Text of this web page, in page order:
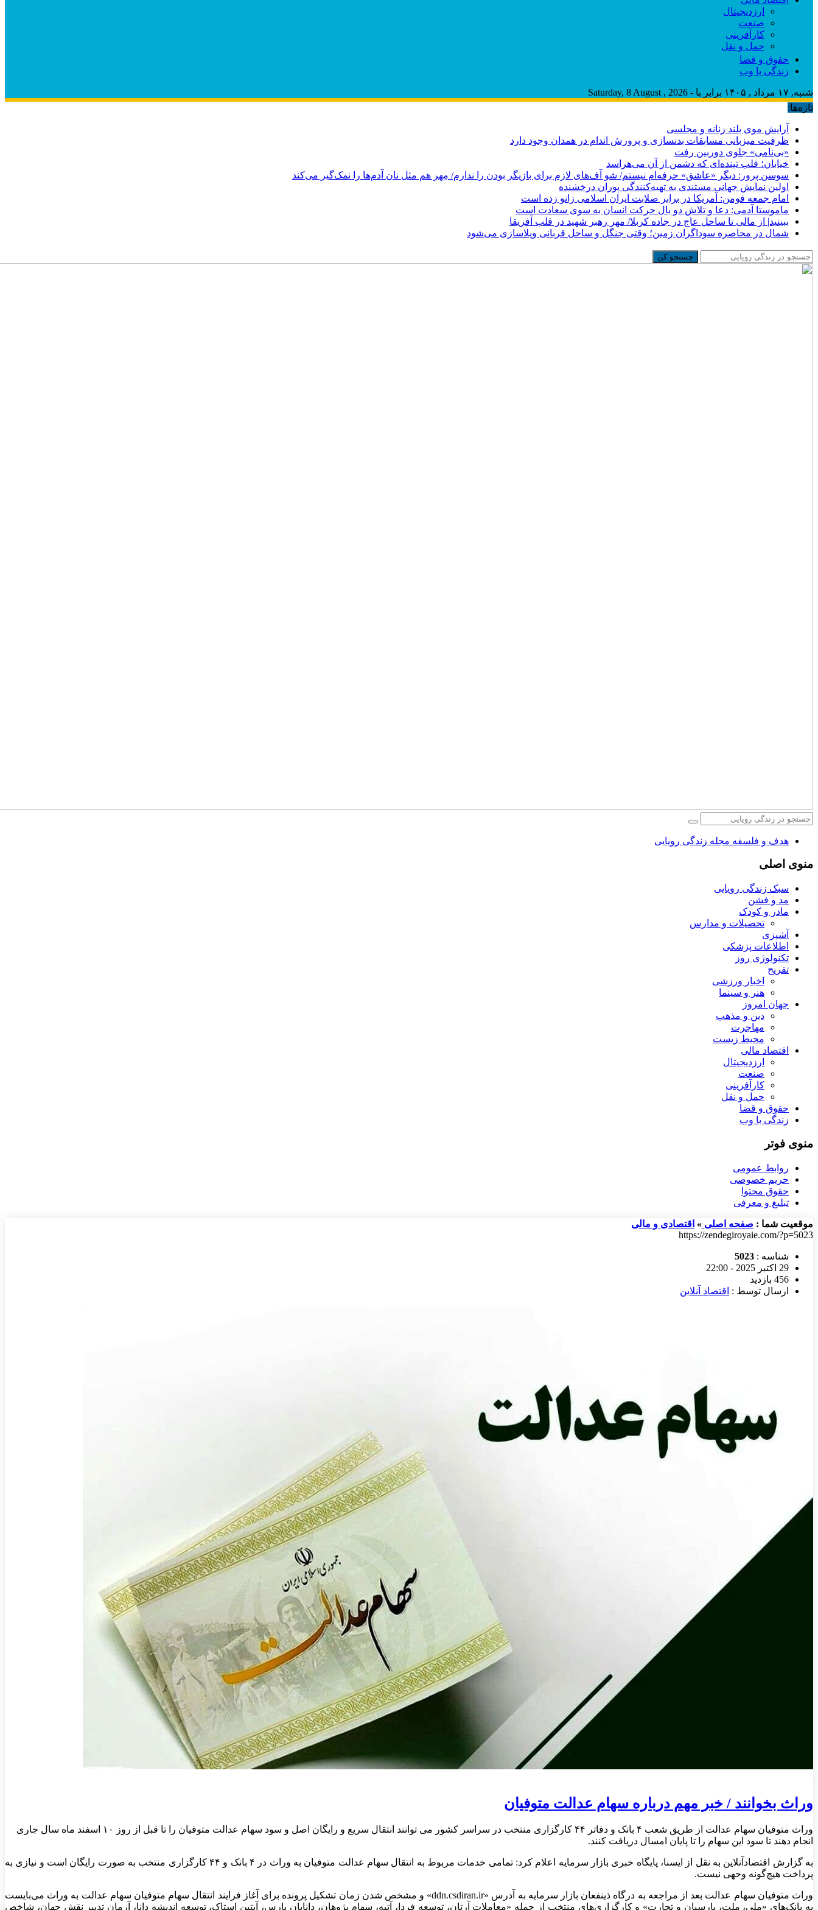
ارزدیجیتال
صنعت
کارآفرینی
حمل و نقل
حقوق و قضا
زندگی با وب
شنبه, ۱۷ مرداد , ۱۴۰۵ برابر با - Saturday, 8 August , 2026
تازه‌ها:
آرایش موی بلند زنانه و مجلسی
ظرفیت میزبانی مسابقات بدنسازی و پرورش اندام در همدان وجود دارد
«بی‌نامی» جلوی دوربین رفت
خیابان؛ قلب تپنده‌ای که دشمن از آن می‌هراسد
سوسن پرور: دیگر «عاشق» حرفه‌ام نیستم/ شو آف‌های لازم برای بازیگر بودن را ندارم/ مِهر هم مثل نان آدم‌ها را نمک‌گیر می‌کند
اولین نمایش جهانی مستندی به تهیه‌کنندگی پوران درخشنده
امام جمعه فومن: آمریکا در برابر صلابت ایران اسلامی زانو زده است
ماموستا آدمی: دعا و تلاش دو بال حرکت انسان به سوی سعادت است
ببینید| از مالی تا ساحل عاج در جاده کربلا/ مهر رهبر شهید در قلب آفریقا
شمال در محاصره سوداگران زمین؛ وقتی جنگل و ساحل قربانی ویلاسازی می‌شود
جستجو کن
هدف و فلسفه مجله زندگی رویایی
منوی اصلی
سبک زندگی رویایی
مد و فشن
مادر و کودک
تحصیلات و مدارس
آشپزی
اطلاعات پزشکی
تکنولوژی روز
تفریح
اخبار ورزشی
هنر و سینما
جهان امروز
دین و مذهب
مهاجرت
محیط زیست
اقتصاد مالی
ارزدیجیتال
صنعت
کارآفرینی
حمل و نقل
حقوق و قضا
زندگی با وب
منوی فوتر
روابط عمومی
حریم خصوصی
حقوق محتوا
تبلیغ و معرفی
موقعیت شما : صفحه اصلی » اقتصادی و مالی
https://zendegiroyaie.com/?p=5023
شناسه : 5023
29 اکتبر 2025 - 22:00
456 بازدید
ارسال توسط : اقتصاد آنلاین
وراث بخوانند / خبر مهم درباره سهام عدالت متوفیان
وراث متوفیان سهام عدالت از طریق شعب ۴ بانک و دفاتر ۴۴ کارگزاری منتخب در سراسر کشور می توانند انتقال سریع و رایگان اصل و سود سهام عدالت متوفیان را تا قبل از روز ۱۰ اسفند ماه سال جاری
انجام دهند تا سود این سهام را تا پایان امسال دریافت کنند.
به گزارش اقتصادآنلاین به نقل از ایسنا، پایگاه خبری بازار سرمایه اعلام کرد: تمامی خدمات مربوط به انتقال سهام عدالت متوفیان به وراث در ۴ بانک و ۴۴ کارگزاری منتخب به صورت رایگان است و نیازی به
پرداخت هیچ‌گونه وجهی نیست.
وراث متوفیان سهام عدالت بعد از مراجعه به درگاه ذینفعان بازار سرمایه به آدرس «ddn.csdiran.ir» و مشخص شدن زمان تشکیل پرونده برای آغاز فرایند انتقال سهام متوفیان سهام عدالت به وراث می‌بایست
به بانک‌های «ملی، ملت، پارسیان و تجارت» و کارگزاری‌های منتخب از جمله «معاملات آرتان، توسعه فردا، آتیه، سهام پژوهان، دانایان پارس، آبتین استاک، توسعه اندیشه دانا، آرمان تدبیر نقش جهان، شاخص